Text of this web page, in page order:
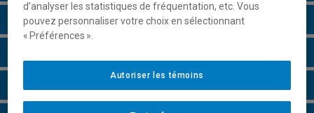
Cours à suivre et horaires
d’analyser les statistiques de fréquentation, etc. Vous
pouvez personnaliser votre choix en sélectionnant
« Préférences ».
Autoriser les témoins